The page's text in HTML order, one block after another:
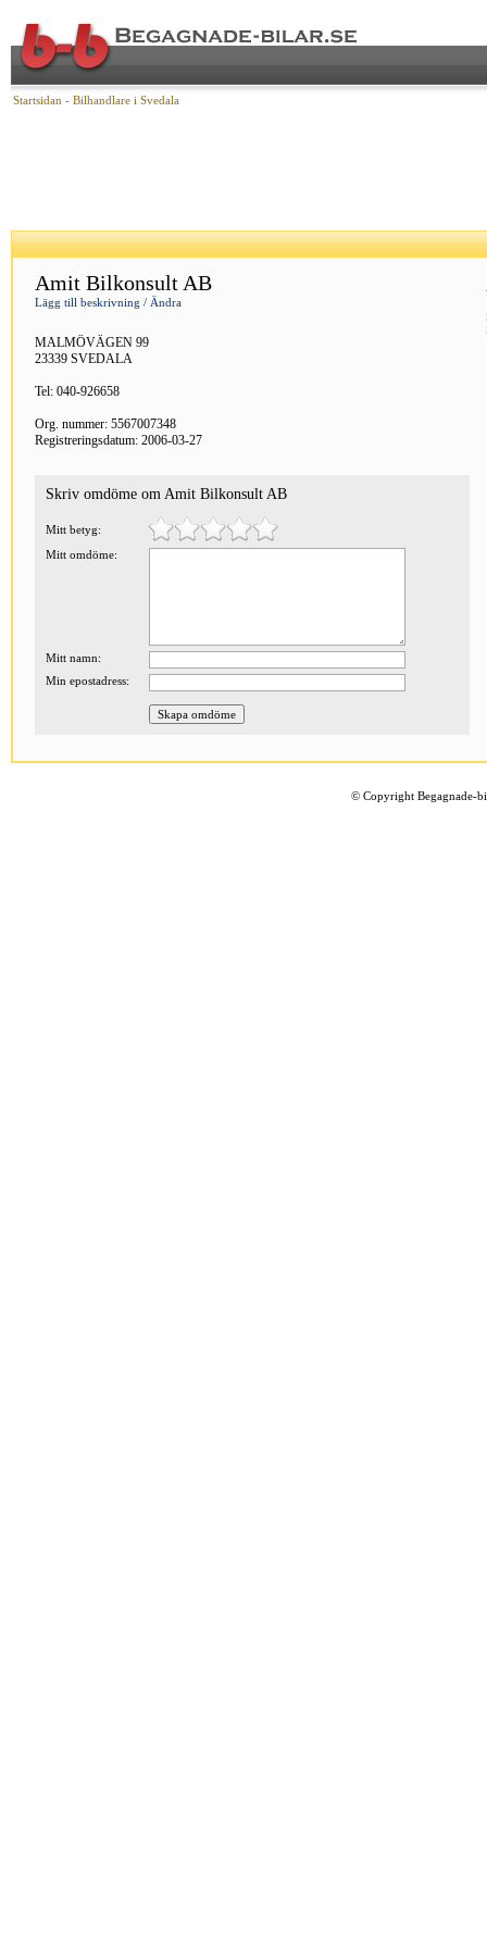
Startsidan - Bilhandlare i Svedala
Amit Bilkonsult AB
Lägg till beskrivning / Ändra
MALMÖVÄGEN 99
23339 SVEDALA
Tel: 040-926658
Org. nummer: 5567007348
Registreringsdatum: 2006-03-27
Skriv omdöme om Amit Bilkonsult AB
Mitt betyg:
Mitt omdöme:
Mitt namn:
Min epostadress:
©Copyright Begagnade-